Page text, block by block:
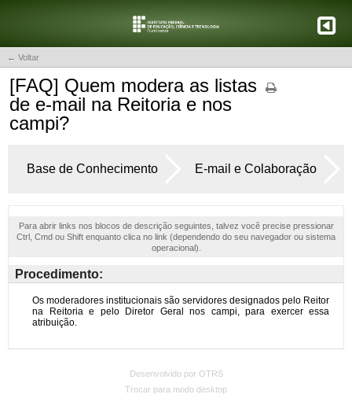
← Voltar
[FAQ] Quem modera as listas
de e-mail na Reitoria e nos
campi?
Base de Conhecimento E-mail e Colaboração
Para abrir links nos blocos de descrição seguintes, talvez você precise pressionar
Ctrl, Cmd ou Shift enquanto clica no link (dependendo do seu navegador ou sistema
operacional).
Procedimento:
Desenvolvido por OTRS
Trocar para modo desktop